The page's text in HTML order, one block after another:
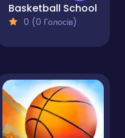
Basketball School
0 (0 Голосів)